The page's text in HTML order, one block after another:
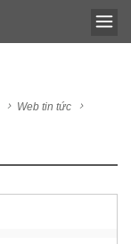
Web tin tức